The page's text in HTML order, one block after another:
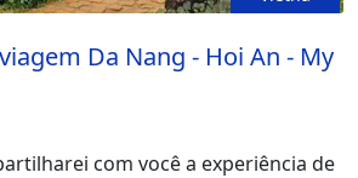
Da Nang - Hoi An - My
com você a experiência de